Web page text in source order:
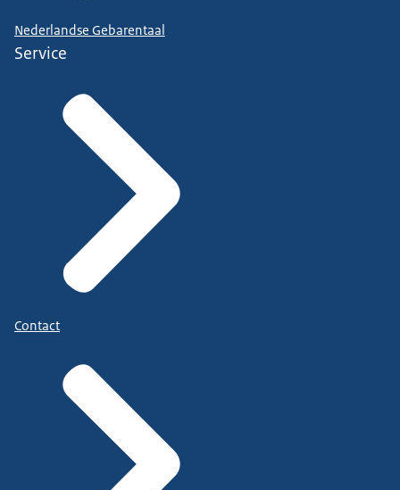
Nederlandse Gebarentaal
Service
Contact